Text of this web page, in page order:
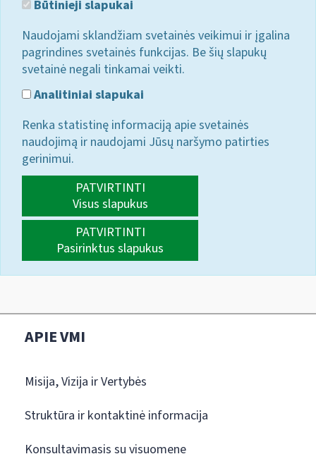
Būtinieji slapukai
Naudojami sklandžiam svetainės veikimui ir įgalina
pagrindines svetainės funkcijas. Be šių slapukų
svetainė negali tinkamai veikti.
Analitiniai slapukai
Renka statistinę informaciją apie svetainės
naudojimą ir naudojami Jūsų naršymo patirties
gerinimui.
PATVIRTINTI
Visus slapukus
PATVIRTINTI
Pasirinktus slapukus
APIE VMI
Misija, Vizija ir Vertybės
Struktūra ir kontaktinė informacija
Konsultavimasis su visuomene